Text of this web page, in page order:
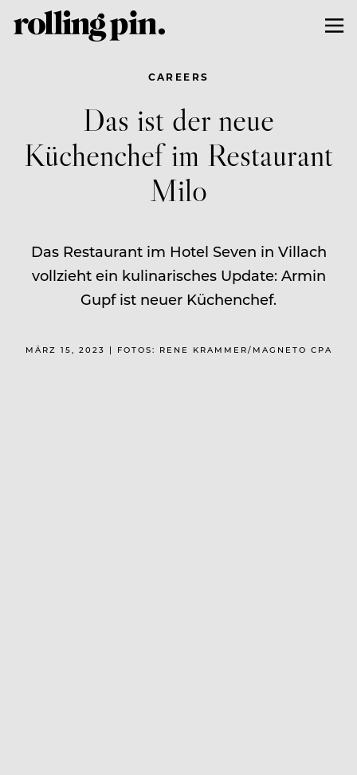
CAREERS
Das ist der neue
Küchenchef im Restaurant
Milo
Das Restaurant im Hotel Seven in Villach
vollzieht ein kulinarisches Update: Armin
Gupf ist neuer Küchenchef.
MÄRZ 15, 2023 | FOTOS: RENE KRAMMER/MAGNETO CPA